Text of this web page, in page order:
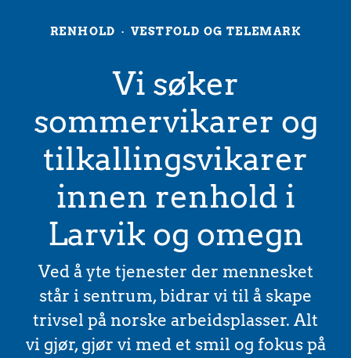
RENHOLD · VESTFOLD OG TELEMARK
Vi søker
sommervikarer og
tilkallingsvikarer
innen renhold i
Larvik og omegn
Ved å yte tjenester der mennesket
står i sentrum, bidrar vi til å skape
trivsel på norske arbeidsplasser. Alt
vi gjør, gjør vi med et smil og fokus på